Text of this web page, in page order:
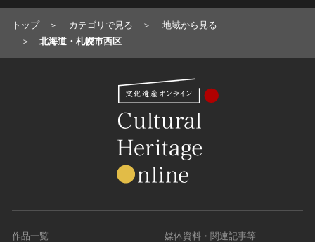
トップ カテゴリで見る
地域から見る
北海道・札幌市西区
作品一覧 媒体資料・関連記事等